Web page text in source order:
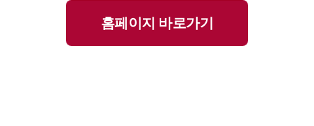
홈페이지 바로가기